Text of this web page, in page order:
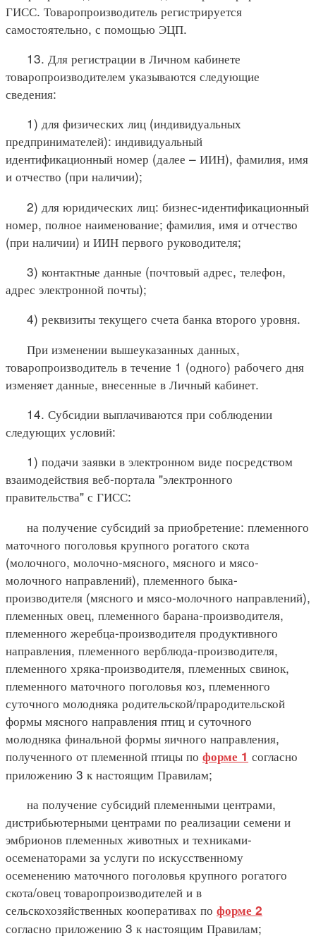
ГИСС. Товаропроизводитель регистрируется
самостоятельно, с помощью ЭЦП.
13. Для регистрации в Личном кабинете
товаропроизводителем указываются следующие
сведения:
1) для физических лиц (индивидуальных
предпринимателей): индивидуальный
идентификационный номер (далее – ИИН), фамилия, имя
и отчество (при наличии);
2) для юридических лиц: бизнес-идентификационный
номер, полное наименование; фамилия, имя и отчество
(при наличии) и ИИН первого руководителя;
3) контактные данные (почтовый адрес, телефон,
адрес электронной почты);
4) реквизиты текущего счета банка второго уровня.
При изменении вышеуказанных данных,
товаропроизводитель в течение 1 (одного) рабочего дня
изменяет данные, внесенные в Личный кабинет.
14. Субсидии выплачиваются при соблюдении
следующих условий:
1) подачи заявки в электронном виде посредством
взаимодействия веб-портала "электронного
правительства" с ГИСС:
на получение субсидий за приобретение: племенного
маточного поголовья крупного рогатого скота
(молочного, молочно-мясного, мясного и мясо-
молочного направлений), племенного быка-
производителя (мясного и мясо-молочного направлений),
племенных овец, племенного барана-производителя,
племенного жеребца-производителя продуктивного
направления, племенного верблюда-производителя,
племенного хряка-производителя, племенных свинок,
племенного маточного поголовья коз, племенного
суточного молодняка родительской/прародительской
формы мясного направления птиц и суточного
молодняка финальной формы яичного направления,
полученного от племенной птицы по форме 1 согласно
приложению 3 к настоящим Правилам;
на получение субсидий племенными центрами,
дистрибьютерными центрами по реализации семени и
эмбрионов племенных животных и техниками-
осеменаторами за услуги по искусственному
осеменению маточного поголовья крупного рогатого
скота/овец товаропроизводителей и в
сельскохозяйственных кооперативах по форме 2
согласно приложению 3 к настоящим Правилам;